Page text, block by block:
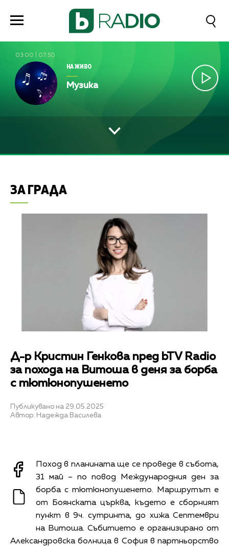
03:00 07:50
НА ЖИВО
Музика
ЗА ГРАДА
Д-р Кристин Генкова пред bTV Radio
за похода на Витоша в деня за борба
с тютюнопушенето
Публикувано на 29.05.2025
Автор: Надежда Василева
Поход в планината ще се проведе в събота,
31 май – по повод Международния ден за
борба с тютюнопушенето. Маршрутът е
от Боянската църква, където е сборният
пункт в 9ч. сутринта, до хижа Септември
на Витоша. Събитието е организирано от
Александровска болница в София в партньорство